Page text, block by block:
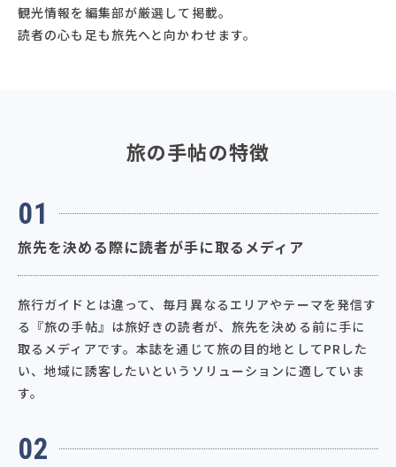
観光情報を編集部が厳選して掲載。
読者の心も足も旅先へと向かわせます。
旅の手帖の特徴
01
旅先を決める際に読者が手に取るメディア
旅行ガイドとは違って、毎月異なるエリアやテーマを発信す
る『旅の手帖』は旅好きの読者が、旅先を決める前に手に
取るメディアです。本誌を通じて旅の目的地としてPRした
い、地域に誘客したいというソリューションに適していま
す。
02